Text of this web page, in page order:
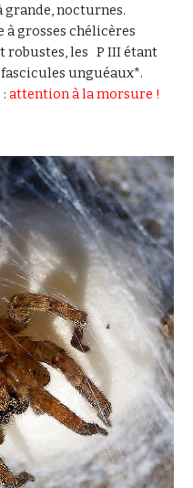
grande, nocturnes.
grosses chélicères
robustes, les P III étant
unguéaux*.
:attention à la morsure !